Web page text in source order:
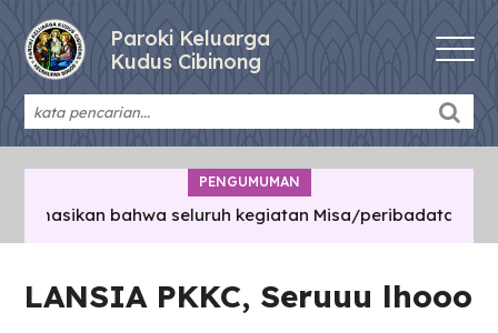
Paroki Keluarga
Kudus Cibinong
PENGUMUMAN
bahwa seluruh kegiatan Misa/peribadatan/
LANSIA PKKC, Seruuu lhooo